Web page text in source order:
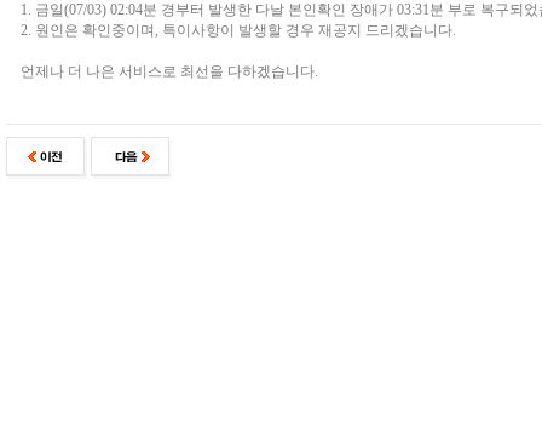
1. 금일(07/03) 02:04분 경부터 발생한 다날 본인확인 장애가 03:31분 부로 복구되
2. 원인은 확인중이며, 특이사항이 발생할 경우 재공지 드리겠습니다.
언제나 더 나은 서비스로 최선을 다하겠습니다.